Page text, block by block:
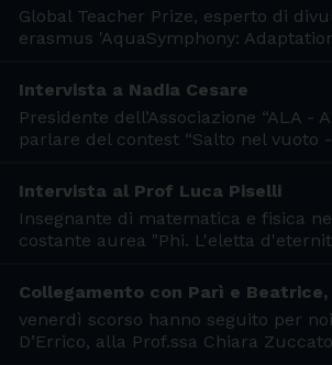
Global Teacher Prize, esperto di
erasmus 'AquaSymphony:
Intervista a Nadia Cesare
Presidente dell’Associazione “ALA
parlare del contest “Salto nel
Intervista al Prof Luca Piselli
Insegnante di matematica e fisica
costante aurea "Phi. L'eletta
Collegamento con Parì e
venerdì scorso hanno seguito per
D’Errico, alla Prof.ssa Chiara